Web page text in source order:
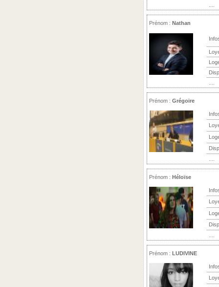
Prénom : Nathan
Prénom : Grégoire
Prénom : Héloïse
Prénom : LUDIVINE